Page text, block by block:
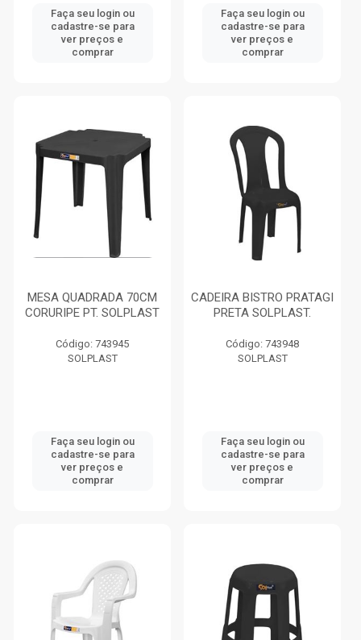
Faça seu login ou
cadastre-se para
ver preços e
comprar
Faça seu login ou
cadastre-se para
ver preços e
comprar
MESA QUADRADA 70CM
CORURIPE PT. SOLPLAST
Código: 743945
SOLPLAST
Faça seu login ou
cadastre-se para
ver preços e
comprar
CADEIRA BISTRO PRATAGI
PRETA SOLPLAST.
Código: 743948
SOLPLAST
Faça seu login ou
cadastre-se para
ver preços e
comprar